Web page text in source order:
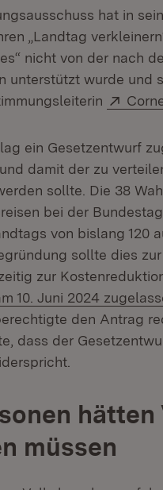
hat in
„Landtag
nicht von der nach
unterstützt wurde und
ein Gesetzentwurf
damit der zu
sollte. Die 38
bei der
von bislang 120
sollte dies
zur
10. Juni 2024
den Antrag
dass der
müssen